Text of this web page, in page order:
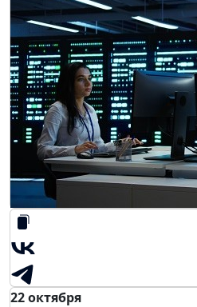
22 октября